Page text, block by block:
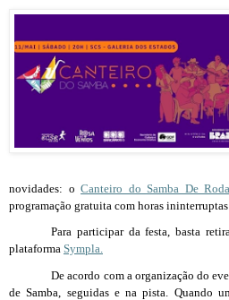
novidades: oCanteiro do Samba De Roda
programação gratuita com horas ininterruptas
Para participar da festa, basta
plataforma Sympla.
De acordo com a organização do
de Samba, seguidas e na pista. Quando